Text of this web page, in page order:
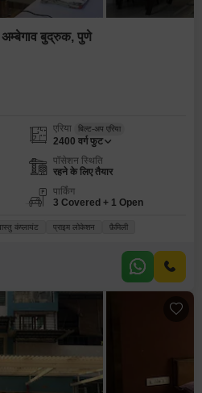
अम्बेगाव बुद्रुक, पुणे
एरिया बिल्ट-अप एरिया
2400 वर्ग फुट
पॉसेशन स्थिति
रहने के लिए तैयार
पार्किंग
3 Covered + 1 Open
कंप्लायंट प्राइम लोकेशन फ़ैमिली